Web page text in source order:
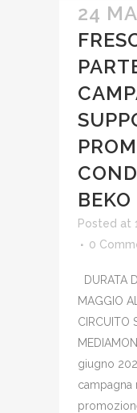
24
BEKO
Posted at
0
DURATA
MAGGIO
CIRCUITO
giugno
campagna